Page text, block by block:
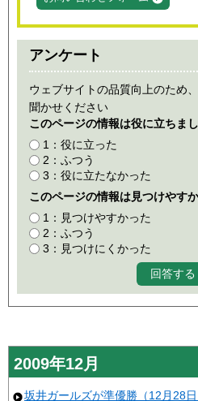
アンケート
ウェブサイトの品質向上のため
聞かせください
このページの情報は役に立ちま
1：役に立った
2：ふつう
3：役に立たなかった
このページの情報は見つけやす
1：見つけやすかった
2：ふつう
3：見つけにくかった
2009年12月
坂井ガールズが準優勝（12月28日